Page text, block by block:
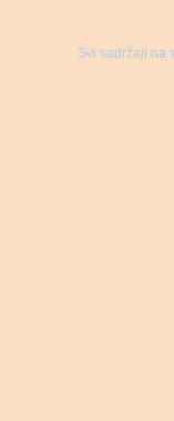
Svi sadržaji na